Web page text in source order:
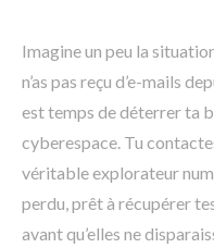
Imagine un peu la
n’as pas reçu d’e-mails
est temps de déterrer ta
cyberespace. Tu
véritable explorateur
perdu, prêt à récupérer
avant qu’elles ne